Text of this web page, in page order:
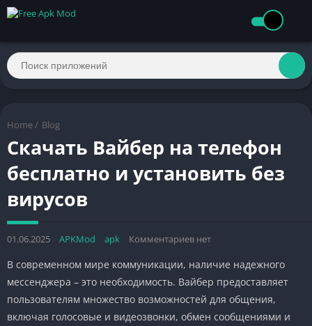
Home / Blog
Скачать Вайбер на телефон
бесплатно и установить без
вирусов
01.06.2025 APKMod apk Комментариев нет
В современном мире коммуникации, наличие надежного
мессенджера – это необходимость. Вайбер предоставляет
пользователям множество возможностей для общения,
включая голосовые и видеозвонки, обмен сообщениями и